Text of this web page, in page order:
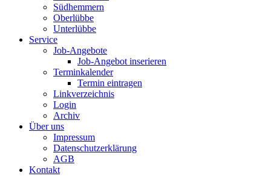
Südhemmern
Oberlübbe
Unterlübbe
Service
Job-Angebote
Job-Angebot inserieren
Terminkalender
Termin eintragen
Linkverzeichnis
Login
Archiv
Über uns
Impressum
Datenschutzerklärung
AGB
Kontakt